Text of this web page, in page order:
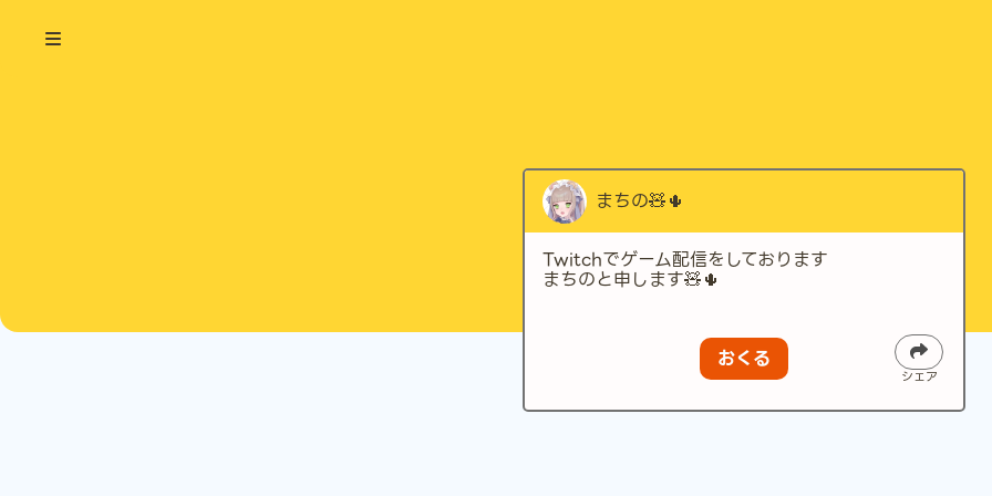
まちの🧸🌵
Twitchでゲーム配信をしております
まちのと申します🧸🌵
おくる
シェア